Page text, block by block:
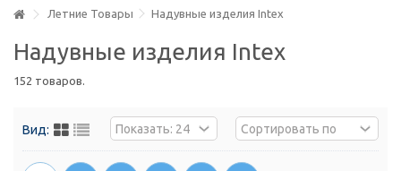
Летние Товары Надувные изделия Intex
Надувные изделия Intex
152 товаров.
Вид: